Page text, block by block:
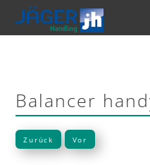
Balancer
Zurück Vor